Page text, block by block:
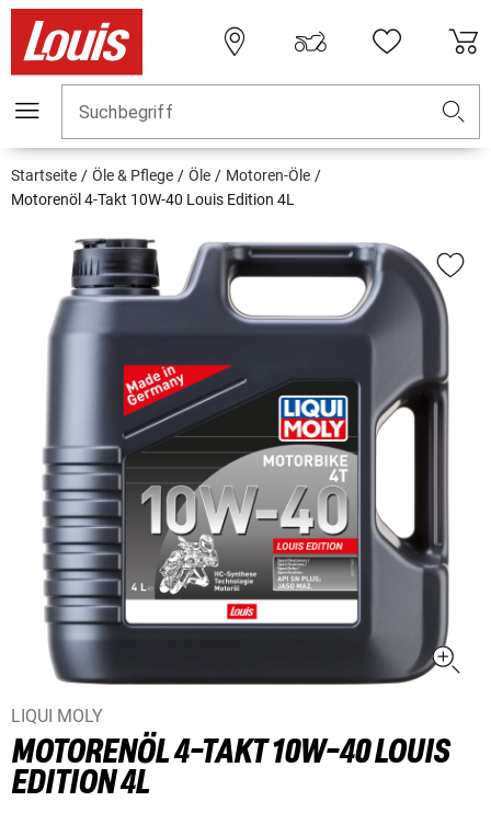
Suchbegriff
Startseite Öle & Pflege Öle
Motoren-Öle
Motorenöl 4-Takt 10W-40 Louis Edition 4L
LIQUI MOLY
MOTORENÖL 4-TAKT 10W-40 LOUIS
EDITION 4L